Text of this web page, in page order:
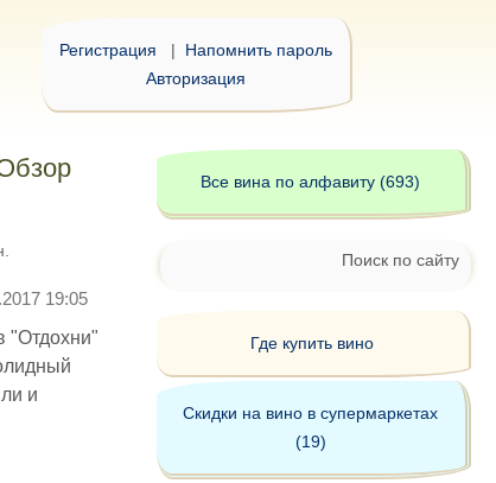
Регистрация | Напомнить пароль
Авторизация
19:05
"Отдохни"
и
Все вина по алфавиту (693)
Поиск по сайту
Где купить вино
Скидки на вино в супермаркетах
(19)